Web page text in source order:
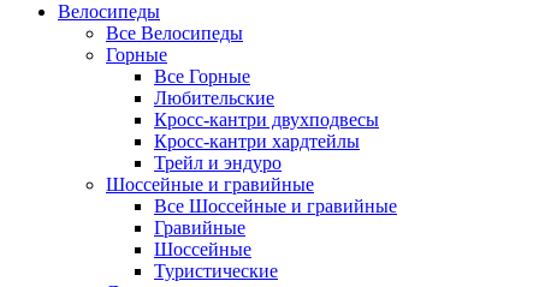
Велосипеды
Все Велосипеды
Горные
Все Горные
Любительские
Кросс-кантри двухподвесы
Кросс-кантри хардтейлы
Трейл и эндуро
Шоссейные и гравийные
Все Шоссейные и гравийные
Гравийные
Шоссейные
Туристические